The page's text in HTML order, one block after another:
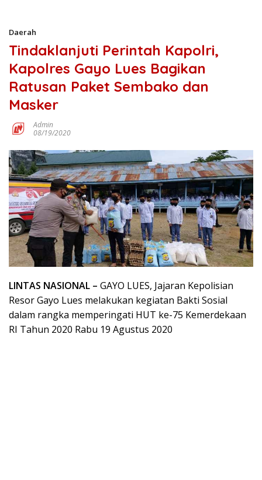
Daerah
Tindaklanjuti Perintah Kapolri,
Kapolres Gayo Lues Bagikan
Ratusan Paket Sembako dan
Masker
Admin
08/19/2020
LINTAS NASIONAL – GAYO LUES, Jajaran Kepolisian
Resor Gayo Lues melakukan kegiatan Bakti Sosial
dalam rangka memperingati HUT ke-75 Kemerdekaan
RI Tahun 2020 Rabu 19 Agustus 2020